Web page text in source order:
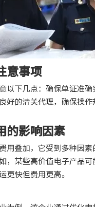
意事项
以下几点：确保单证准
好的清关代理，确保操
的影响因素
用叠加，它受到多种因
，某些高价值电子产品
更快但费用更高。